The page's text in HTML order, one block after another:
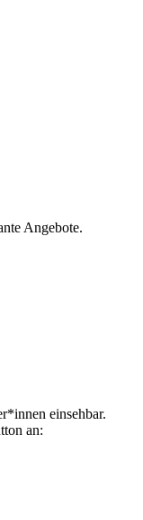
Angebote.
einsehbar.
an: